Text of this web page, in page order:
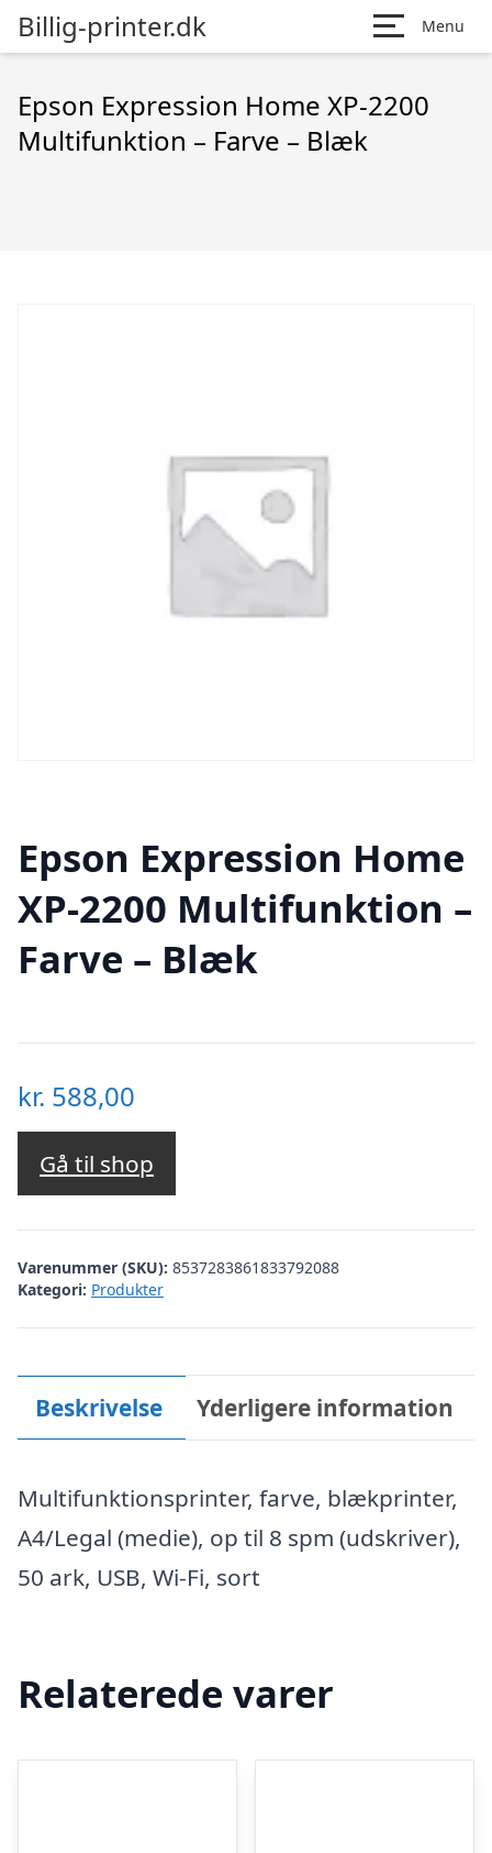
Billig-printer.dk Menu
Epson Expression Home XP-2200
Multifunktion – Farve – Blæk
Epson Expression Home
XP-2200 Multifunktion –
Farve – Blæk
kr. 588,00
Gå til shop
Varenummer (SKU): 8537283861833792088
Kategori: Produkter
Beskrivelse Yderligere information
Multifunktionsprinter, farve, blækprinter,
A4/Legal (medie), op til 8 spm (udskriver),
50 ark, USB, Wi-Fi, sort
Relaterede varer